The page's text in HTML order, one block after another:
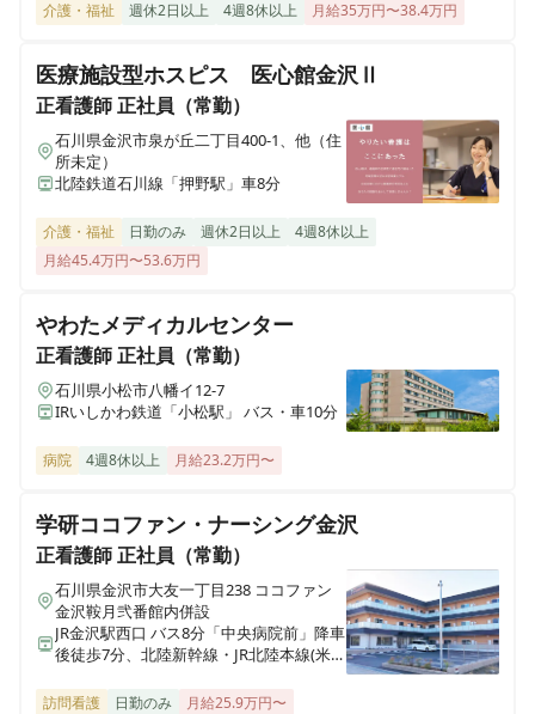
ウィル訪問看護ステーション浦和 南与野サテライト
埼玉県さいたま市中央区区鈴谷２丁目６２１−６ホワイトメゾン南与野
ウィル訪問看護ステーション葛飾区立石
東京都葛飾区立石3丁目 29-11 平井ビル1階
ウィル訪問看護ステーション本八幡サテライト
千葉県市川市八幡2-8-19第三山本ビル2F
兵庫県宝塚市伊孑志3丁目2-30
訪問看護ステーション にこ
山形県三川町大字青山字外川原234-1
福島県会津若松市本町11-5
ウィル訪問看護ステーション 山形
山形県山形市桜田東4丁目8-44
介護・福祉 週休2日以上 4週8休以上 月給35万円〜38.4万円
医療施設型ホスピス 医心館金沢Ⅱ
正看護師正社員（常勤）
石川県金沢市泉が丘二丁目400-1、他（住
所未定）
北陸鉄道石川線「押野駅」車8分
介護・福祉 日勤のみ 週休2日以上
4週8休以上
月給45.4万円〜53.6万円
やわたメディカルセンター
正看護師正社員（常勤）
石川県小松市八幡イ12-7
IRいしかわ鉄道「小松駅」 バス・車10分
病院 4週8休以上 月給23.2万円〜
学研ココファン・ナーシング金沢
正看護師正社員（常勤）
石川県金沢市大友一丁目238 ココファン
金沢鞍月弐番館内併設
JR金沢駅西口 バス8分「中央病院前」降車
後徒歩7分、北陸新幹線・JR北陸本線(米原
歩15分
訪問看護 日勤のみ 月給25.9万円〜